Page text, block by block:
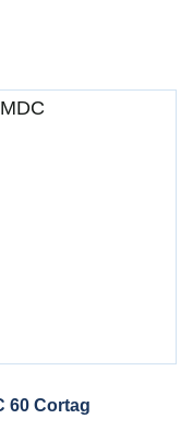
60 Cortag